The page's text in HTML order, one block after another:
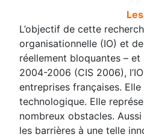
L’objectif de cette
organisationnelle (IO) et
réellement bloquantes – et
2004-2006 (CIS 2006),
entreprises françaises.
technologique. Elle
nombreux obstacles.
les barrières à une telle